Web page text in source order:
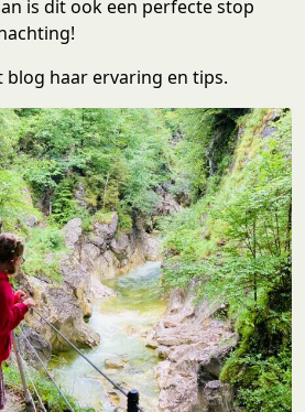
is dit ook een perfecte stop
blog haar ervaring en tips.